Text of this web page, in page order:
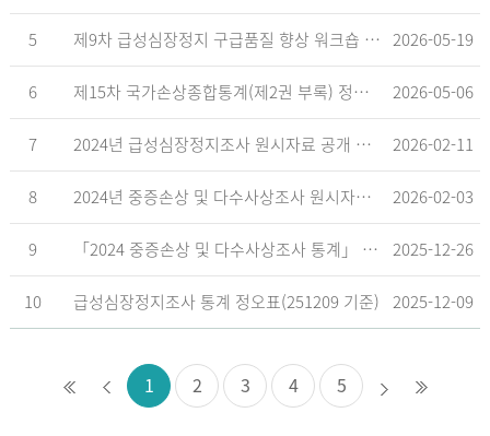
5 제9차 급성심장정지 구급품질 향상 워크숍 개최 안내 2026-05-19
6 제15차 국가손상종합통계(제2권 부록) 정오표('26.5.18. 기준) 2026-05-06
7 2024년 급성심장정지조사 원시자료 공개 알림 2026-02-11
8 2024년 중증손상 및 다수사상조사 원시자료 공개 알림 2026-02-03
9 「2024 중증손상 및 다수사상조사 통계」 공표 2025-12-26
10 급성심장정지조사 통계 정오표(251209 기준) 2025-12-09
1 2 3 4 5